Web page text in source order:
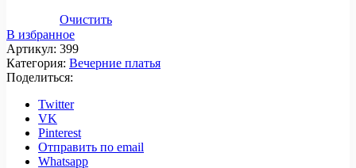
Очистить
В избранное
Артикул: 399
Категория: Вечерние платья
Поделиться:
Twitter
VK
Pinterest
Отправить по email
Whatsapp